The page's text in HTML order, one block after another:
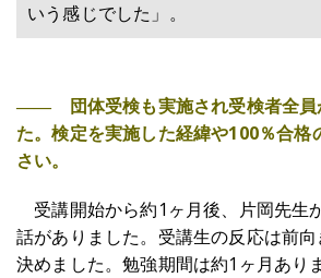
いう感じでした」。
―― 団体受検も実施され受検者全員
た。検定を実施した経緯や100％合格
さい。
受講開始から約1ヶ月後、片岡先生
話がありました。受講生の反応は前
決めました。勉強期間は約1ヶ月あり